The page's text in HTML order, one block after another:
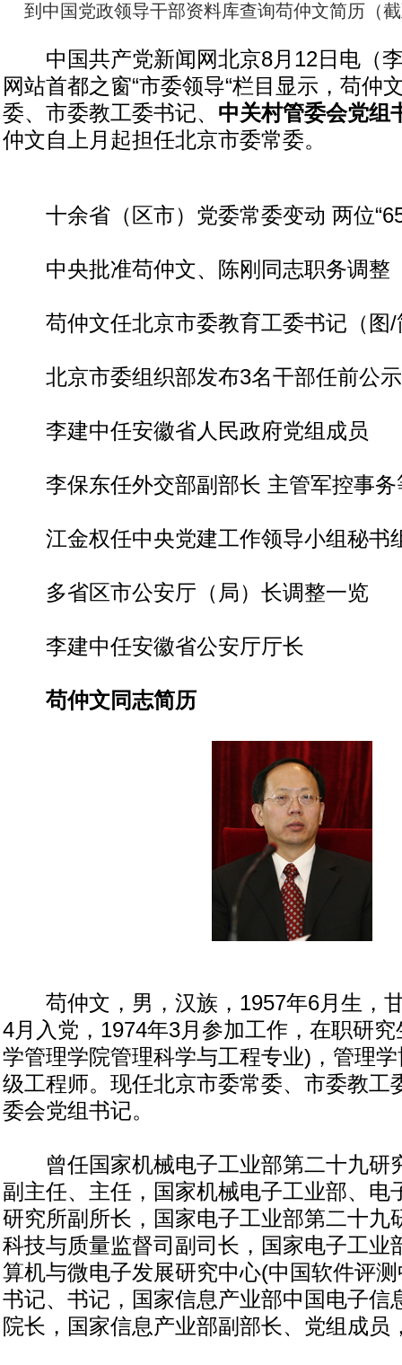
到中国党政领导干部资料库查询苟仲文简历（
中国共产党新闻网北京8月12日电（
网站首都之窗“市委领导“栏目显示，苟仲
委、市委教工委书记、 中关村管委会党组
仲文自上月起担任北京市委常委。
十余省（区市）党委常委变动 两位
中央批准苟仲文、陈刚同志职务调整
苟仲文任北京市委教育工委书记（图/
北京市委组织部发布3名干部任前公
李建中任安徽省人民政府党组成员
李保东任外交部副部长 主管军控事务
江金权任中央党建工作领导小组秘书
多省区市公安厅（局）长调整一览
李建中任安徽省公安厅厅长
苟仲文同志简历
苟仲文，男，汉族，1957年6月生，
4月入党，1974年3月参加工作，在职研
学管理学院管理科学与工程专业)，管理
级工程师。现任北京市委常委、市委教工
委会党组书记。
曾任国家机械电子工业部第二十九研
副主任、主任，国家机械电子工业部、电
研究所副所长，国家电子工业部第二十九
科技与质量监督司副司长，国家电子工业
算机与微电子发展研究中心(中国软件评
书记、书记，国家信息产业部中国电子信
院长，国家信息产业部副部长、党组成员